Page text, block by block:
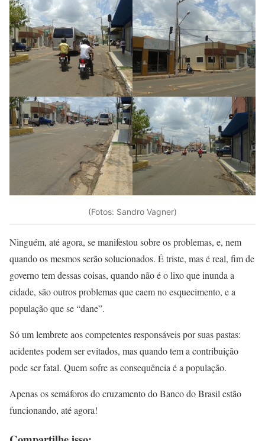
(Fotos: Sandro Vagner)
Ninguém, até agora, se manifestou sobre os problemas, e, nem
quando os mesmos serão solucionados. É triste, mas é real, fim de
governo tem dessas coisas, quando não é o lixo que inunda a
cidade, são outros problemas que caem no esquecimento, e a
população que se “dane”.
Só um lembrete aos competentes responsáveis por suas pastas:
acidentes podem ser evitados, mas quando tem a contribuição
pode ser fatal. Quem sofre as consequência é a população.
Apenas os semáforos do cruzamento do Banco do Brasil estão
funcionando, até agora!